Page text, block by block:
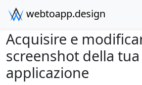
webtoapp.design
Acquisire e
screenshot della tua
applicazione